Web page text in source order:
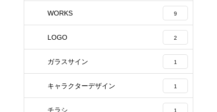
WORKS 9
LOGO 2
ガラスサイン 1
キャラクターデザイン 1
チラシ 1